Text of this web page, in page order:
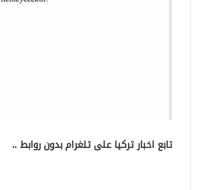
تابع اخبار تركيا على تلغرام بدون روابط ..